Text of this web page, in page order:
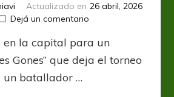
Actualizado en 26 abril, 2026
Dejá un comentarioen
durmió
a
en la capital para un
Gones” que deja el torneo
un batallador …